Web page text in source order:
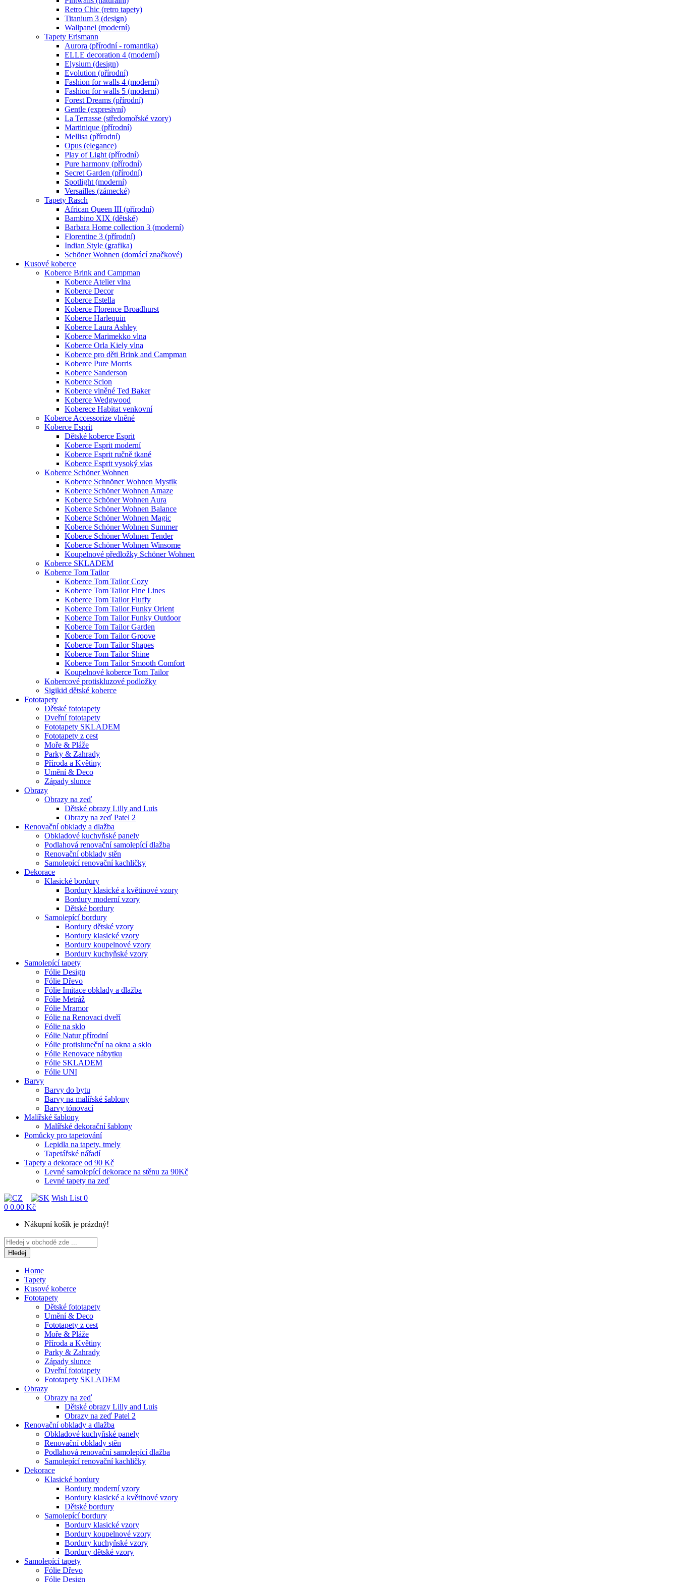
Retro Chic (retro tapety)
Titanium 3 (design)
Wallpanel (moderní)
Tapety Erismann
Aurora (přírodní - romantika)
ELLE decoration 4 (moderní)
Elysium (design)
Evolution (přírodní)
Fashion for walls 4 (moderní)
Fashion for walls 5 (moderní)
Forest Dreams (přírodní)
Gentle (expresivní)
La Terrasse (středomořské vzory)
Martinique (přírodní)
Mellisa (přírodní)
Opus (elegance)
Play of Light (přírodní)
Pure harmony (přírodní)
Secret Garden (přírodní)
Spotlight (moderní)
Versailles (zámecké)
Tapety Rasch
African Queen III (přírodní)
Bambino XIX (dětské)
Barbara Home collection 3 (moderní)
Florentine 3 (přírodní)
Indian Style (grafika)
Schöner Wohnen (domácí značkové)
Kusové koberce
Koberce Brink and Campman
Koberce Atelier vlna
Koberce Decor
Koberce Estella
Koberce Florence Broadhurst
Koberce Harlequin
Koberce Laura Ashley
Koberce Marimekko vlna
Koberce Orla Kiely vlna
Koberce pro děti Brink and Campman
Koberce Pure Morris
Koberce Sanderson
Koberce Scion
Koberce vlněné Ted Baker
Koberce Wedgwood
Koberece Habitat venkovní
Koberce Accessorize vlněné
Koberce Esprit
Dětské koberce Esprit
Koberce Esprit moderní
Koberce Esprit ručně tkané
Koberce Esprit vysoký vlas
Koberce Schöner Wohnen
Koberce Schnöner Wohnen Mystik
Koberce Schöner Wohnen Amaze
Koberce Schöner Wohnen Aura
Koberce Schöner Wohnen Balance
Koberce Schöner Wohnen Magic
Koberce Schöner Wohnen Summer
Koberce Schöner Wohnen Tender
Koberce Schöner Wohnen Winsome
Koupelnové předložky Schöner Wohnen
Koberce SKLADEM
Koberce Tom Tailor
Koberce Tom Tailor Cozy
Koberce Tom Tailor Fine Lines
Koberce Tom Tailor Fluffy
Koberce Tom Tailor Funky Orient
Koberce Tom Tailor Funky Outdoor
Koberce Tom Tailor Garden
Koberce Tom Tailor Groove
Koberce Tom Tailor Shapes
Koberce Tom Tailor Shine
Koberce Tom Tailor Smooth Comfort
Koupelnové koberce Tom Tailor
Kobercové protiskluzové podložky
Sigikid dětské koberce
Fototapety
Dětské fototapety
Dveřní fototapety
Fototapety SKLADEM
Fototapety z cest
Moře & Pláže
Parky & Zahrady
Příroda a Květiny
Umění & Deco
Západy slunce
Obrazy
Obrazy na zeď
Dětské obrazy Lilly and Luis
Obrazy na zeď Patel 2
Renovační obklady a dlažba
Obkladové kuchyňské panely
Podlahová renovační samolepící dlažba
Renovační obklady stěn
Samolepící renovační kachličky
Dekorace
Klasické bordury
Bordury klasické a květinové vzory
Bordury moderní vzory
Dětské bordury
Samolepící bordury
Bordury dětské vzory
Bordury klasické vzory
Bordury koupelnové vzory
Bordury kuchyňské vzory
Samolepící tapety
Fólie Design
Fólie Dřevo
Fólie Imitace obklady a dlažba
Fólie Metráž
Fólie Mramor
Fólie na Renovaci dveří
Fólie na sklo
Fólie Natur přírodní
Fólie protisluneční na okna a sklo
Fólie Renovace nábytku
Fólie SKLADEM
Fólie UNI
Barvy
Barvy do bytu
Barvy na malířské šablony
Barvy tónovací
Malířské šablony
Malířské dekorační šablony
Pomůcky pro tapetování
Lepidla na tapety, tmely
Tapetářské nářadí
Tapety a dekorace od 90 Kč
Levné samolepící dekorace na stěnu za 90Kč
Levné tapety na zeď
Wish List 0
0 0.00 Kč
Nákupní košík je prázdný!
Hledej
Home
Tapety
Kusové koberce
Fototapety
Dětské fototapety
Umění & Deco
Fototapety z cest
Moře & Pláže
Příroda a Květiny
Parky & Zahrady
Západy slunce
Dveřní fototapety
Fototapety SKLADEM
Obrazy
Obrazy na zeď
Dětské obrazy Lilly and Luis
Obrazy na zeď Patel 2
Renovační obklady a dlažba
Obkladové kuchyňské panely
Renovační obklady stěn
Podlahová renovační samolepící dlažba
Samolepící renovační kachličky
Dekorace
Klasické bordury
Bordury moderní vzory
Bordury klasické a květinové vzory
Dětské bordury
Samolepící bordury
Bordury klasické vzory
Bordury koupelnové vzory
Bordury kuchyňské vzory
Bordury dětské vzory
Samolepící tapety
Fólie Dřevo
Fólie Design